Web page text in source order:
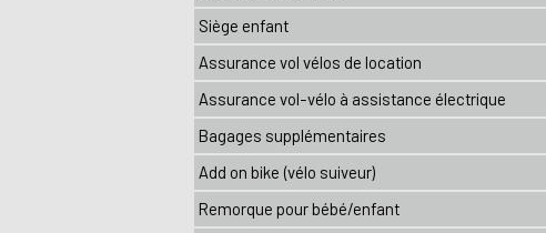
Siège enfant
Assurance vol vélos de location
Assurance vol-vélo à assistance électrique
Bagages supplémentaires
Add on bike (vélo suiveur)
Remorque pour bébé/enfant